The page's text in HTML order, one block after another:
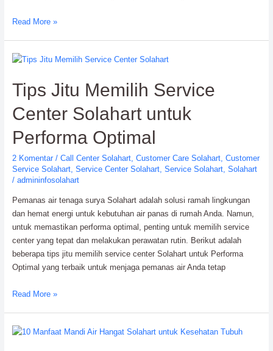
Panduan
Air
Surya:
Hangat
Read More »
Tips Jitu Memilih Service
Center Solahart untuk
Performa Optimal
2 Komentar / Call Center Solahart, Customer Care Solahart, Customer
Service Solahart, Service Center Solahart, Service Solahart, Solahart
/ admininfosolahart
Pemanas air tenaga surya Solahart adalah solusi ramah lingkungan
dan hemat energi untuk kebutuhan air panas di rumah Anda. Namun,
untuk memastikan performa optimal, penting untuk memilih service
center yang tepat dan melakukan perawatan rutin. Berikut adalah
beberapa tips jitu memilih service center Solahart untuk Performa
Optimal yang terbaik untuk menjaga pemanas air Anda tetap
Tips
Service
Read More »